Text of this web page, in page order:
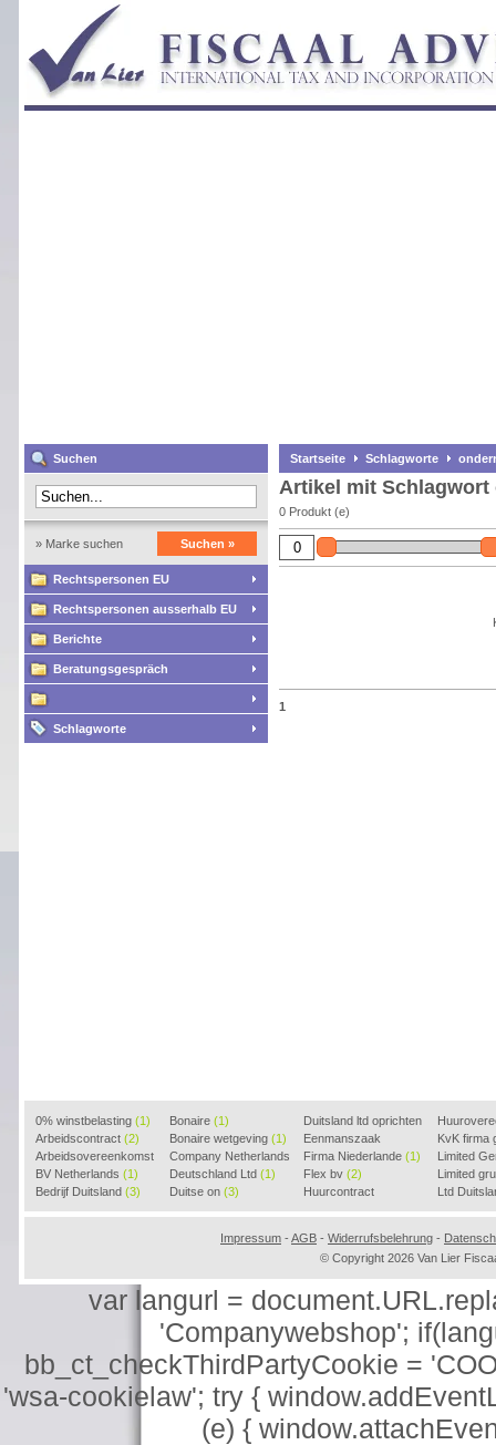
Suchen
» Marke suchen Suchen »
Rechtspersonen EU
Rechtspersonen ausserhalb EU
Berichte
Beratungsgespräch
Schlagworte
Startseite Schlagworte
Artikel mit Schlagwort
0 Produkt (e)
1
0% winstbelasting (1)
Arbeidscontract (2)
Arbeidsovereenkomst
(2)
BV Netherlands (1)
Bedrijf Duitsland (3)
Bonaire (1)
Bonaire wetgeving (1)
Company Netherlands
(1)
Deutschland Ltd (1)
Duitse on (3)
Duitsland ltd oprichten
(2)
Eenmanszaak
beginnen(1)
Firma Niederlande (1)
Flex bv (2)
Huurcontract
voorbeeld(3)
KvK firma
Limited
Limited
Ltd
Impressum - AGB - Widerrufsbelehrung -
© Copyright 2026 Van Lier
var langurl =
'Companywebshop';
bb_ct_checkThirdPartyCookie =
'wsa-cookielaw'; try {
(e) {